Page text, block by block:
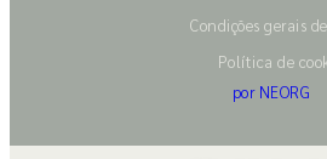
Condições gerais
Política de
por NEORG